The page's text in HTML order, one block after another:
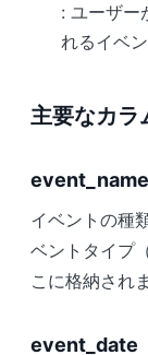
: ユーザー
れるイベ
主要なカラ
event_name
イベントの種
ベントタイプ
こに格納され
event_date